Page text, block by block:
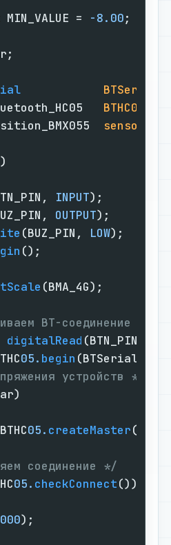
MIN_VALUE = -8.00
BTSerial
BTHC05
sensor
INPUT
OUTPUT
(BUZ_PIN, LOW
BT-соединение */
digitalRead (BTN_PIN);
05. begin (BTSerial))
устройств */
05. createMaster(
соединение */
05. checkConnect())
);